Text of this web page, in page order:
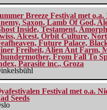
Breeze Festival met
Saxon, Lamb Of God,
Inside, Testament,
Alcest, Orbit Culture,
Future Palace,
Freiheit, Alien Ant Farm,
From Fall To
Parasite inc., Groza
Festival met o.a.
Seeds